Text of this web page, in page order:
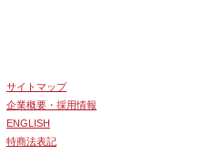
サイトマップ
企業概要・採用情報
ENGLISH
特商法表記